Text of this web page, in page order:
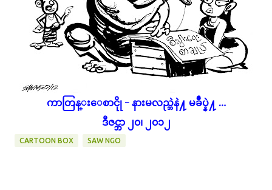
ကာတြန္းေစာငိုု - နားမလည္ဘဲနဲ႔ မခ်ဳပ္နဲ႔ …
ဒီဇင္ဘာ ၂၀၊ ၂၀၁၂
CARTOON BOX SAW NGO